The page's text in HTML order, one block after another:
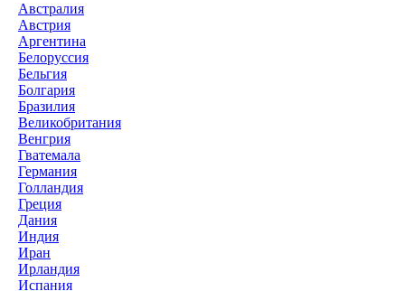
Австралия
Австрия
Аргентина
Белоруссия
Бельгия
Болгария
Бразилия
Великобритания
Венгрия
Гватемала
Германия
Голландия
Греция
Дания
Индия
Иран
Ирландия
Испания